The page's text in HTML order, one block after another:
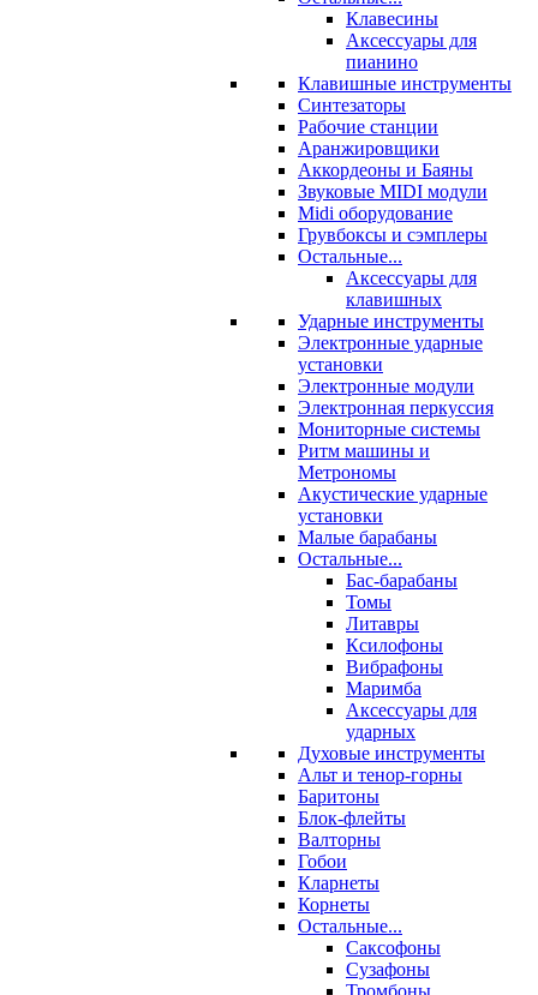
Клавесины
Аксессуары для
пианино
Клавишные инструменты
Синтезаторы
Рабочие станции
Аранжировщики
Аккордеоны и Баяны
Звуковые MIDI модули
Midi оборудование
Грувбоксы и сэмплеры
Остальные...
Аксессуары для
клавишных
Ударные инструменты
Электронные ударные
установки
Электронные модули
Электронная перкуссия
Мониторные системы
Ритм машины и
Метрономы
Акустические ударные
установки
Малые барабаны
Остальные...
Бас-барабаны
Томы
Литавры
Ксилофоны
Вибрафоны
Маримба
Аксессуары для
ударных
Духовые инструменты
Альт и тенор-горны
Баритоны
Блок-флейты
Валторны
Гобои
Кларнеты
Корнеты
Остальные...
Саксофоны
Сузафоны
Тромбоны